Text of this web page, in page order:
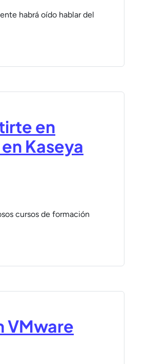
habrá oído hablar del
en
Kaseya
cursos de formación
VMware